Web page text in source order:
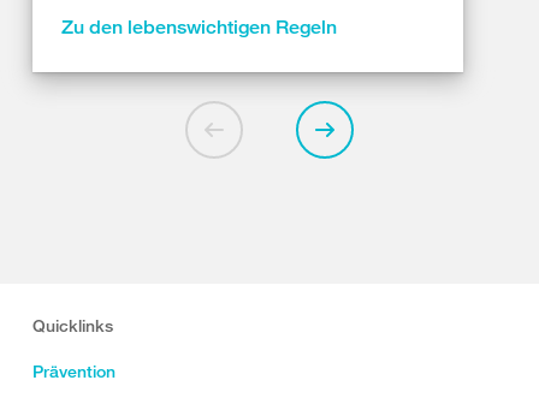
Zu den lebenswichtigen Regeln
Quicklinks
Prävention